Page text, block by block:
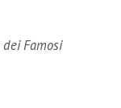
dei Famosi